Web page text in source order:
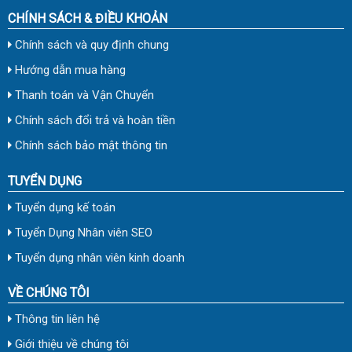
CHÍNH SÁCH & ĐIỀU KHOẢN
Chính sách và quy định chung
Hướng dẫn mua hàng
Thanh toán và Vận Chuyển
Chính sách đổi trả và hoàn tiền
Chính sách bảo mật thông tin
TUYỂN DỤNG
Tuyển dụng kế toán
Tuyển Dụng Nhân viên SEO
Tuyển dụng nhân viên kinh doanh
VỀ CHÚNG TÔI
Thông tin liên hệ
Giới thiệu về chúng tôi